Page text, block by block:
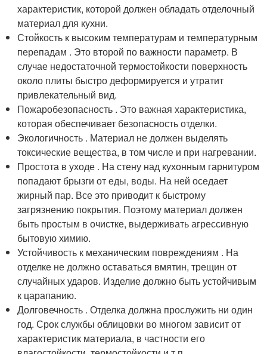
характеристик, которой должен обладать отделочный
материал для кухни.
Стойкость к высоким температурам и температурным
перепадам . Это второй по важности параметр. В
случае недостаточной термостойкости поверхность
около плиты быстро деформируется и утратит
привлекательный вид.
Пожаробезопасность . Это важная характеристика,
которая обеспечивает безопасность отделки.
Экологичность . Материал не должен выделять
токсические вещества, в том числе и при нагревании.
Простота в уходе . На стену над кухонным гарнитуром
попадают брызги от еды, воды. На ней оседает
жирный пар. Все это приводит к быстрому
загрязнению покрытия. Поэтому материал должен
быть простым в очистке, выдерживать агрессивную
бытовую химию.
Устойчивость к механическим повреждениям . На
отделке не должно оставаться вмятин, трещин от
случайных ударов. Изделие должно быть устойчивым
к царапанию.
Долговечность . Отделка должна прослужить ни один
год. Срок службы облицовки во многом зависит от
характеристик материала, в частности его